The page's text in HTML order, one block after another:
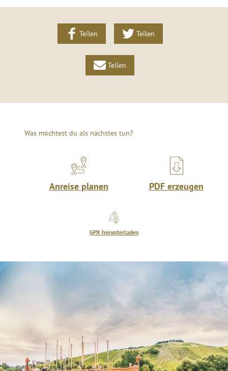
Teilen Teilen
Teilen
Was möchtest du als nächstes tun?
Anreise planen PDF erzeugen
GPX herunterladen